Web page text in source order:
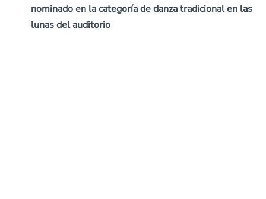
nominado en la categoría de danza tradicional en las
lunas del auditorio